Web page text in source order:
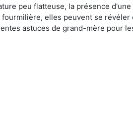
peu flatteuse, la présence d'une
fourmilière, elles peuvent se révéler
astuces de grand-mère pour